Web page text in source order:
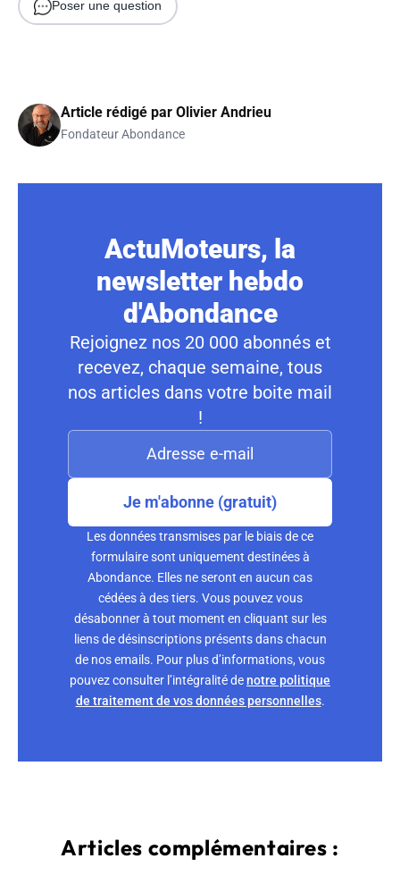
Poser une question
Article rédigé par Olivier Andrieu
Fondateur Abondance
ActuMoteurs, la
newsletter hebdo
d'Abondance
Rejoignez nos 20 000 abonnés et
recevez, chaque semaine, tous
nos articles dans votre boite mail
!
Je m'abonne (gratuit)
Les données transmises par le biais de ce
formulaire sont uniquement destinées à
Abondance. Elles ne seront en aucun cas
cédées à des tiers. Vous pouvez vous
désabonner à tout moment en cliquant sur les
liens de désinscriptions présents dans chacun
de nos emails. Pour plus d’informations, vous
pouvez consulter l’intégralité denotre politique
de traitement de vos données personnelles.
Articles complémentaires :